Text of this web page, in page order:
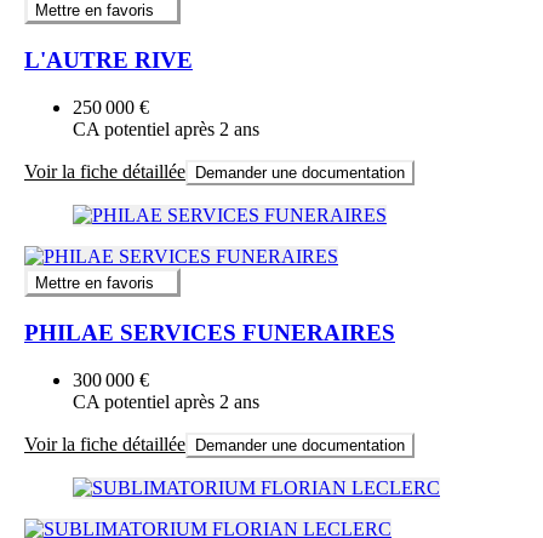
Mettre en favoris
L'AUTRE RIVE
250 000 €
CA potentiel après 2 ans
Voir la fiche détaillée Demander une documentation
Mettre en favoris
PHILAE SERVICES FUNERAIRES
300 000 €
CA potentiel après 2 ans
Voir la fiche détaillée Demander une documentation